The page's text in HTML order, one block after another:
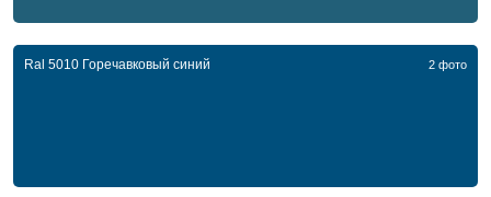
Ral 5010 Горечавковый синий 2 фото